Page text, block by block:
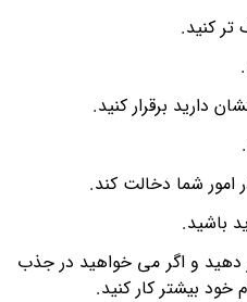
تر کنید.
دارید برقرار کنید.
شما دخالت کند.
باشید.
دهید و اگر می خواهید در جذب
بیشتر کار کنید.